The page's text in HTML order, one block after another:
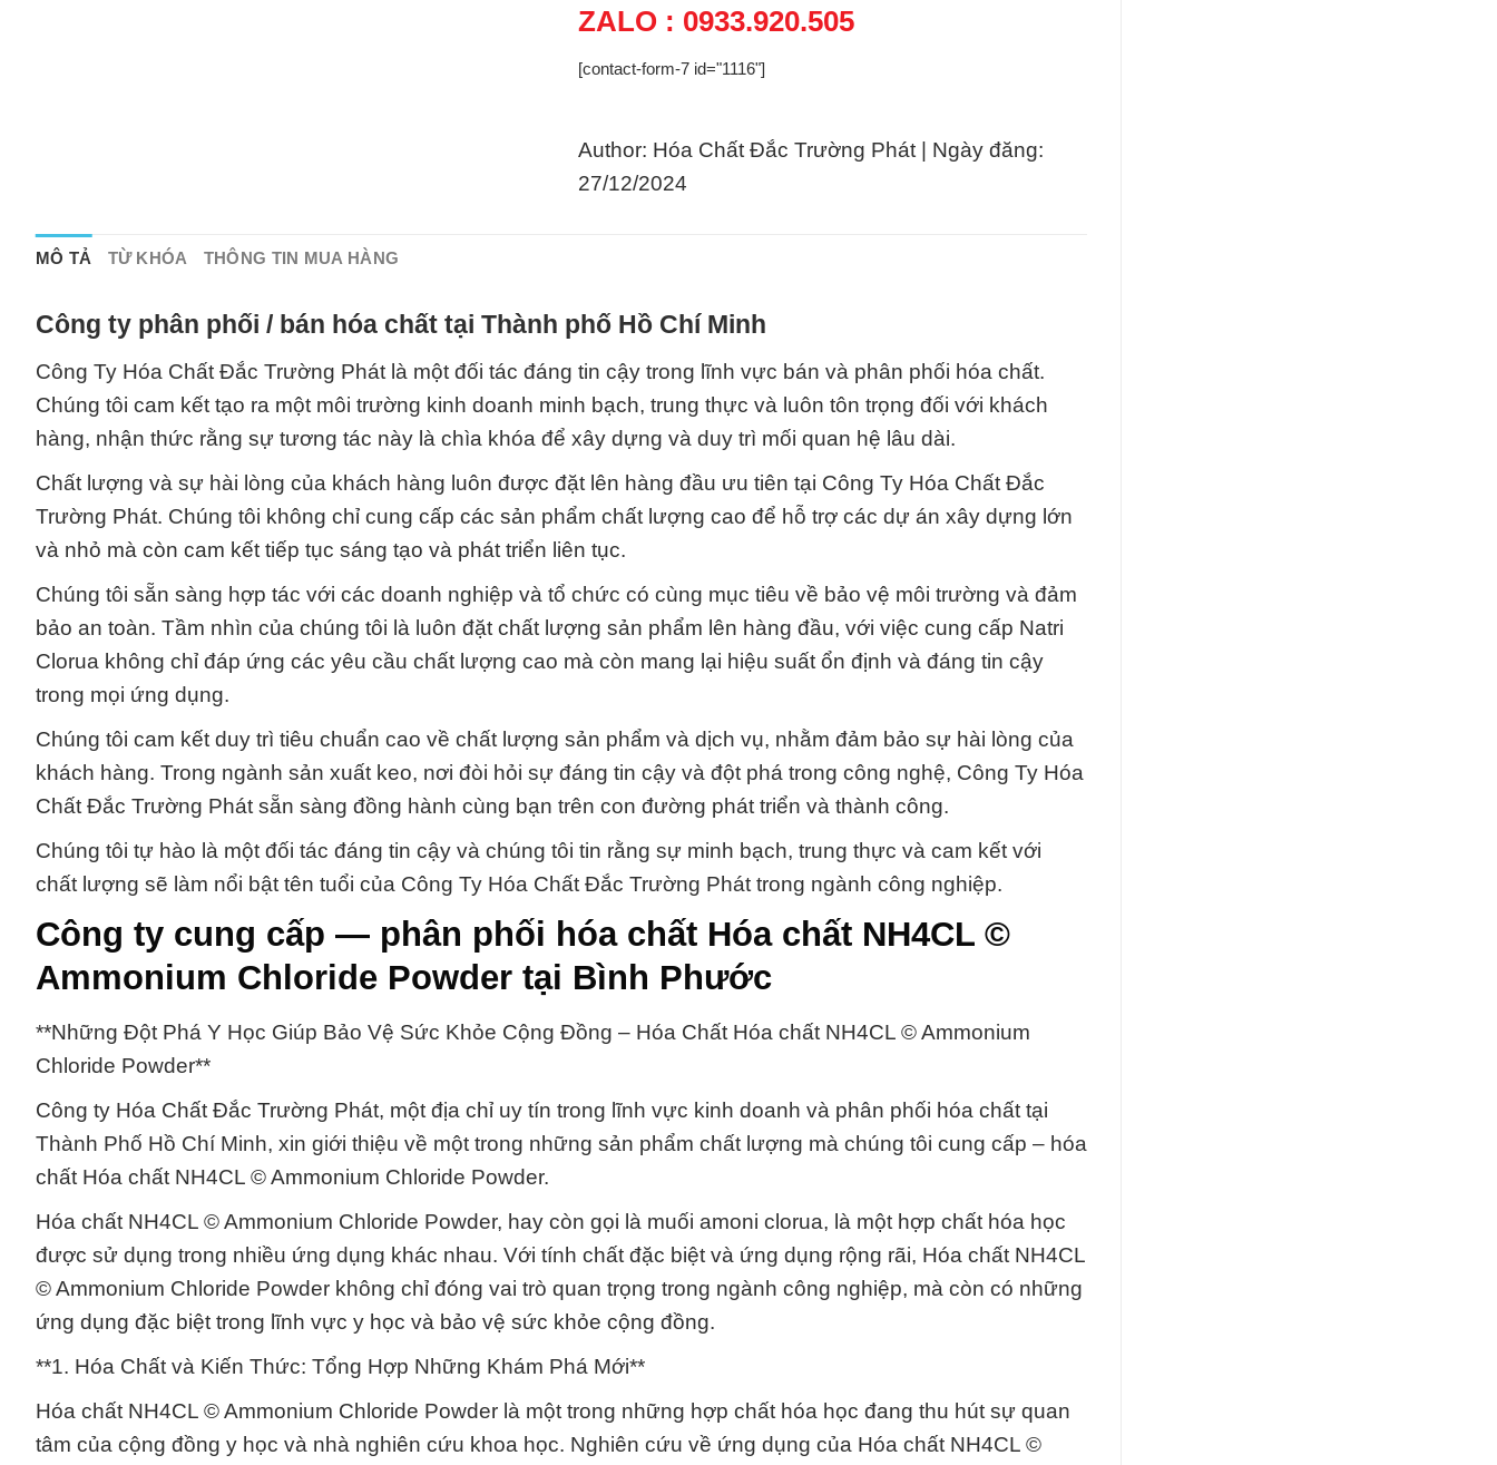
ZALO : 0933.920.505
[contact-form-7 id="1116"]
Author: Hóa Chất Đắc Trường Phát | Ngày đăng:
27/12/2024
MÔ TẢ TỪ KHÓA THÔNG TIN MUA HÀNG
Công ty phân phối / bán hóa chất tại Thành phố Hồ Chí Minh
Công Ty Hóa Chất Đắc Trường Phát là một đối tác đáng tin cậy trong lĩnh vực bán và phân phối hóa chất.
Chúng tôi cam kết tạo ra một môi trường kinh doanh minh bạch, trung thực và luôn tôn trọng đối với khách
hàng, nhận thức rằng sự tương tác này là chìa khóa để xây dựng và duy trì mối quan hệ lâu dài.
Chất lượng và sự hài lòng của khách hàng luôn được đặt lên hàng đầu ưu tiên tại Công Ty Hóa Chất Đắc
Trường Phát. Chúng tôi không chỉ cung cấp các sản phẩm chất lượng cao để hỗ trợ các dự án xây dựng lớn
và nhỏ mà còn cam kết tiếp tục sáng tạo và phát triển liên tục.
Chúng tôi sẵn sàng hợp tác với các doanh nghiệp và tổ chức có cùng mục tiêu về bảo vệ môi trường và đảm
bảo an toàn. Tầm nhìn của chúng tôi là luôn đặt chất lượng sản phẩm lên hàng đầu, với việc cung cấp Natri
Clorua không chỉ đáp ứng các yêu cầu chất lượng cao mà còn mang lại hiệu suất ổn định và đáng tin cậy
trong mọi ứng dụng.
Chúng tôi cam kết duy trì tiêu chuẩn cao về chất lượng sản phẩm và dịch vụ, nhằm đảm bảo sự hài lòng của
khách hàng. Trong ngành sản xuất keo, nơi đòi hỏi sự đáng tin cậy và đột phá trong công nghệ, Công Ty Hóa
Chất Đắc Trường Phát sẵn sàng đồng hành cùng bạn trên con đường phát triển và thành công.
Chúng tôi tự hào là một đối tác đáng tin cậy và chúng tôi tin rằng sự minh bạch, trung thực và cam kết với
chất lượng sẽ làm nổi bật tên tuổi của Công Ty Hóa Chất Đắc Trường Phát trong ngành công nghiệp.
Công ty cung cấp — phân phối hóa chất Hóa chất NH4CL ©
Ammonium Chloride Powder tại Bình Phước
**Những Đột Phá Y Học Giúp Bảo Vệ Sức Khỏe Cộng Đồng – Hóa Chất Hóa chất NH4CL © Ammonium
Chloride Powder**
Công ty Hóa Chất Đắc Trường Phát, một địa chỉ uy tín trong lĩnh vực kinh doanh và phân phối hóa chất tại
Thành Phố Hồ Chí Minh, xin giới thiệu về một trong những sản phẩm chất lượng mà chúng tôi cung cấp – hóa
chất Hóa chất NH4CL © Ammonium Chloride Powder.
Hóa chất NH4CL © Ammonium Chloride Powder, hay còn gọi là muối amoni clorua, là một hợp chất hóa học
được sử dụng trong nhiều ứng dụng khác nhau. Với tính chất đặc biệt và ứng dụng rộng rãi, Hóa chất NH4CL
© Ammonium Chloride Powder không chỉ đóng vai trò quan trọng trong ngành công nghiệp, mà còn có những
ứng dụng đặc biệt trong lĩnh vực y học và bảo vệ sức khỏe cộng đồng.
**1. Hóa Chất và Kiến Thức: Tổng Hợp Những Khám Phá Mới**
Hóa chất NH4CL © Ammonium Chloride Powder là một trong những hợp chất hóa học đang thu hút sự quan
tâm của cộng đồng y học và nhà nghiên cứu khoa học. Nghiên cứu về ứng dụng của Hóa chất NH4CL ©